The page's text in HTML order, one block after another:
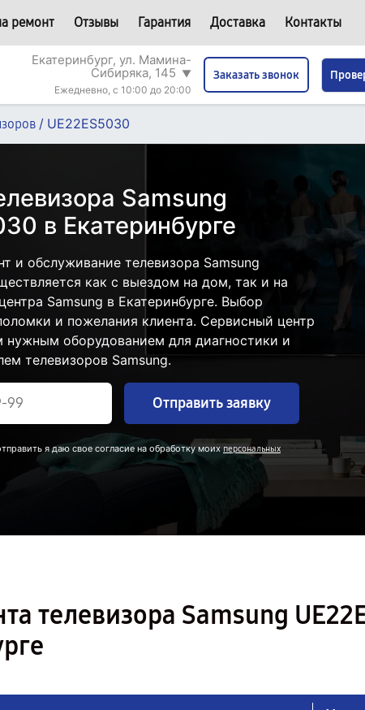
ремонт Отзывы Гарантия Доставка Контакты
Екатеринбург, ул. Мамина-
Сибиряка, 145 ▼
Ежедневно, с 10:00 до 20:00
Заказать звонок
/ UE22ES5030
Samsung
в Екатеринбурге
и обслуживание телевизора Samsung
как с выездом на дом, так и на
Samsung в Екатеринбурге. Выбор
и пожелания клиента. Сервисный центр
нужным оборудованием для диагностики и
телевизоров Samsung.
Отправить заявку
я даю свое согласие на обработку моихперсональных
телевизора Samsung